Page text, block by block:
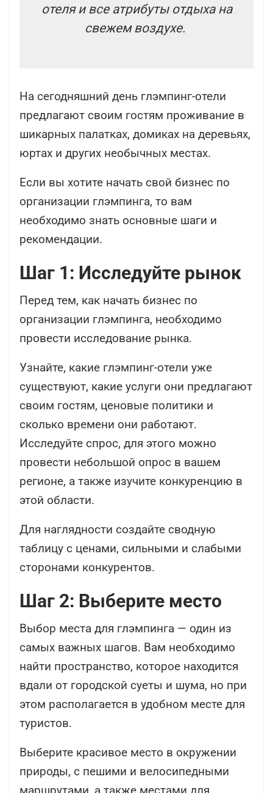
отеля и все атрибуты отдыха на
свежем воздухе.
На сегодняшний день глэмпинг-отели
предлагают своим гостям проживание в
шикарных палатках, домиках на деревьях,
юртах и других необычных местах.
Если вы хотите начать свой бизнес по
организации глэмпинга, то вам
необходимо знать основные шаги и
рекомендации.
Шаг 1: Исследуйте рынок
Перед тем, как начать бизнес по
организации глэмпинга, необходимо
провести исследование рынка.
Узнайте, какие глэмпинг-отели уже
существуют, какие услуги они предлагают
своим гостям, ценовые политики и
сколько времени они работают.
Исследуйте спрос, для этого можно
провести небольшой опрос в вашем
регионе, а также изучите конкуренцию в
этой области.
Для наглядности создайте сводную
таблицу с ценами, сильными и слабыми
сторонами конкурентов.
Шаг 2: Выберите место
Выбор места для глэмпинга — один из
самых важных шагов. Вам необходимо
найти пространство, которое находится
вдали от городской суеты и шума, но при
этом располагается в удобном месте для
туристов.
Выберите красивое место в окружении
природы, с пешими и велосипедными